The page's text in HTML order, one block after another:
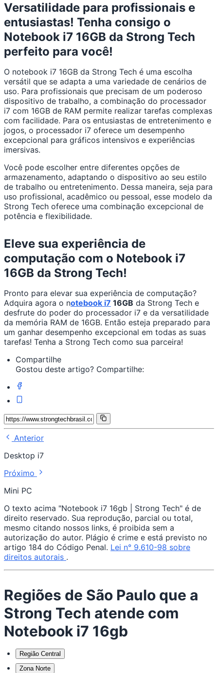
Versatilidade para profissionais e
entusiastas! Tenha consigo o
Notebook i7 16GB da Strong Tech
perfeito para você!
O notebook i7 16GB da Strong Tech é uma escolha
versátil que se adapta a uma variedade de cenários de
uso. Para profissionais que precisam de um poderoso
dispositivo de trabalho, a combinação do processador
i7 com 16GB de RAM permite realizar tarefas complexas
com facilidade. Para os entusiastas de entretenimento e
jogos, o processador i7 oferece um desempenho
excepcional para gráficos intensivos e experiências
imersivas.
Você pode escolher entre diferentes opções de
armazenamento, adaptando o dispositivo ao seu estilo
de trabalho ou entretenimento. Dessa maneira, seja para
uso profissional, acadêmico ou pessoal, esse modelo da
Strong Tech oferece uma combinação excepcional de
potência e flexibilidade.
Eleve sua experiência de
computação com o Notebook i7
16GB da Strong Tech!
Pronto para elevar sua experiência de computação?
Adquira agora o notebook i7 16GB da Strong Tech e
desfrute do poder do processador i7 e da versatilidade
da memória RAM de 16GB. Então esteja preparado para
um ganhar desempenho excepcional em todas as suas
tarefas! Tenha a Strong Tech como sua parceira!
Compartilhe
Gostou deste artigo? Compartilhe:
Anterior
Desktop i7
Próximo
Mini PC
O texto acima "Notebook i7 16gb | Strong Tech" é de
direito reservado. Sua reprodução, parcial ou total,
mesmo citando nossos links, é proibida sem a
autorização do autor. Plágio é crime e está previsto no
artigo 184 do Código Penal. Lei n° 9.610-98 sobre
direitos autorais .
Regiões de São Paulo que a
Strong Tech atende com
Notebook i7 16gb
Região Central
Zona Norte